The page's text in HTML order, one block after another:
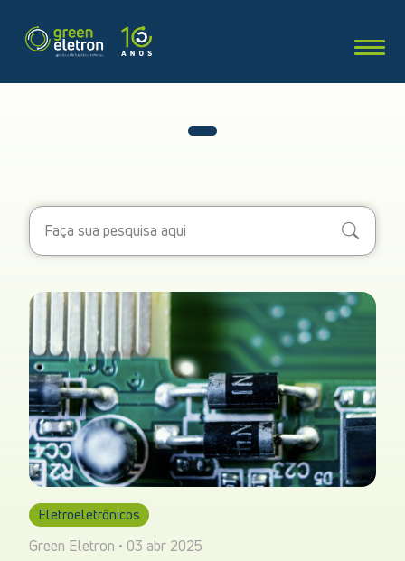
Search
Eletroeletrônicos
Green Eletron • 03 abr 2025